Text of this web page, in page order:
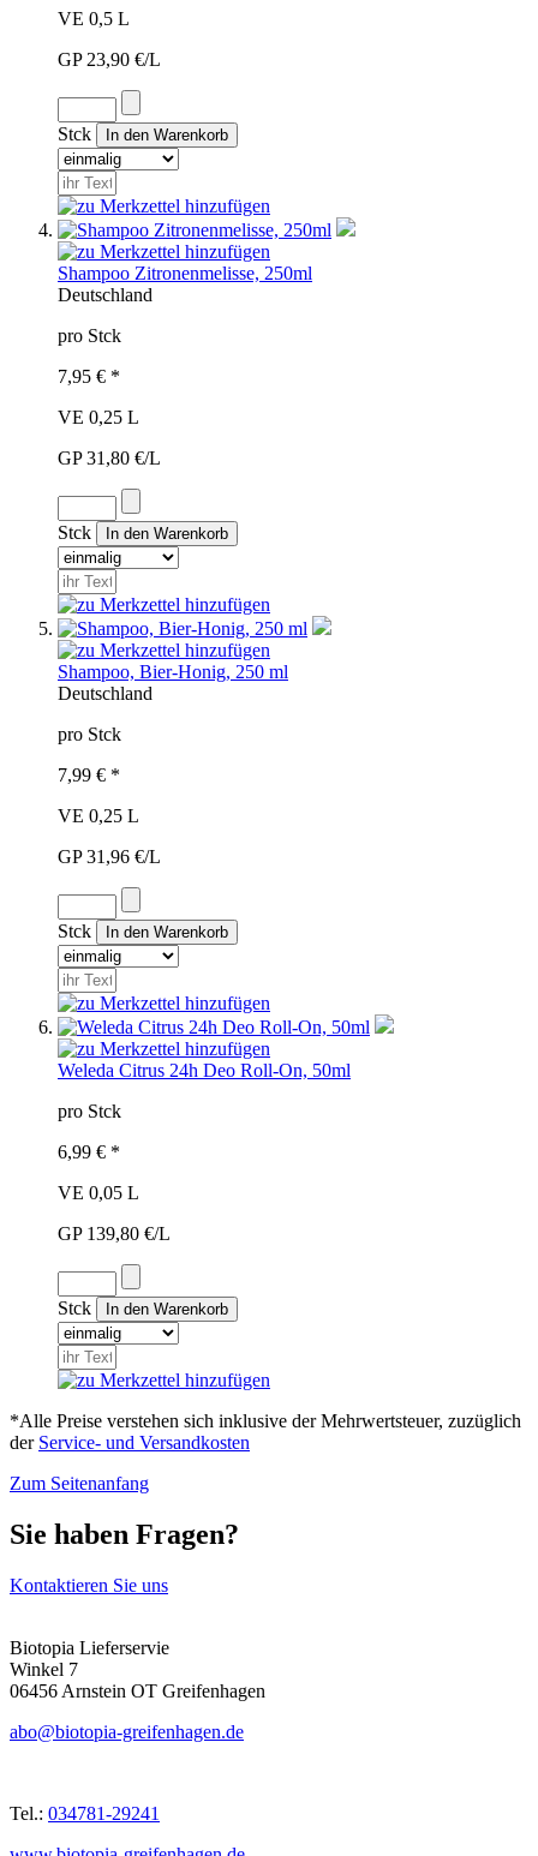
VE 0,5 L
GP 23,90 €/L
Stck
Shampoo Zitronenmelisse, 250ml
Deutschland
pro Stck
7,95 € *
VE 0,25 L
GP 31,80 €/L
Stck
Shampoo, Bier-Honig, 250 ml
Deutschland
pro Stck
7,99 € *
VE 0,25 L
GP 31,96 €/L
Stck
Weleda Citrus 24h Deo Roll-On, 50ml
pro Stck
6,99 € *
VE 0,05 L
GP 139,80 €/L
Stck
*Alle Preise verstehen sich inklusive der Mehrwertsteuer, zuzüglich
der Service- und Versandkosten
Zum Seitenanfang
Sie haben Fragen?
Kontaktieren Sie uns
Biotopia Lieferservie
Winkel 7
06456 Arnstein OT Greifenhagen
abo@biotopia-greifenhagen.de
Tel.: 034781-29241